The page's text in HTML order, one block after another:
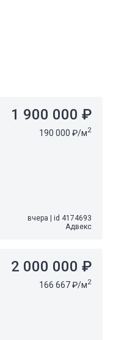
1 900 000 ₽
190 000 ₽/м2
вчера
id 4174693
Адвекс
2 000 000 ₽
166 667 ₽/м2